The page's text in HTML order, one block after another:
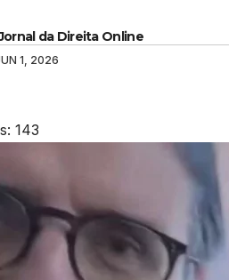
da Direita Online
1, 2026
143